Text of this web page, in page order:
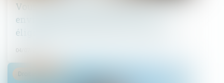
Vous êtes propriétaire bailleur et vous
envisagez des travaux, êtes-vous
éligible aux subventions de l’ANAH ?
04/07/2025
Droit immobilier